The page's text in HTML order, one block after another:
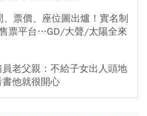
、票價、座位圖出爐！實名制
票平台…GD/大聲/太陽全來
老父親：不給子女出人頭地
他就很開心